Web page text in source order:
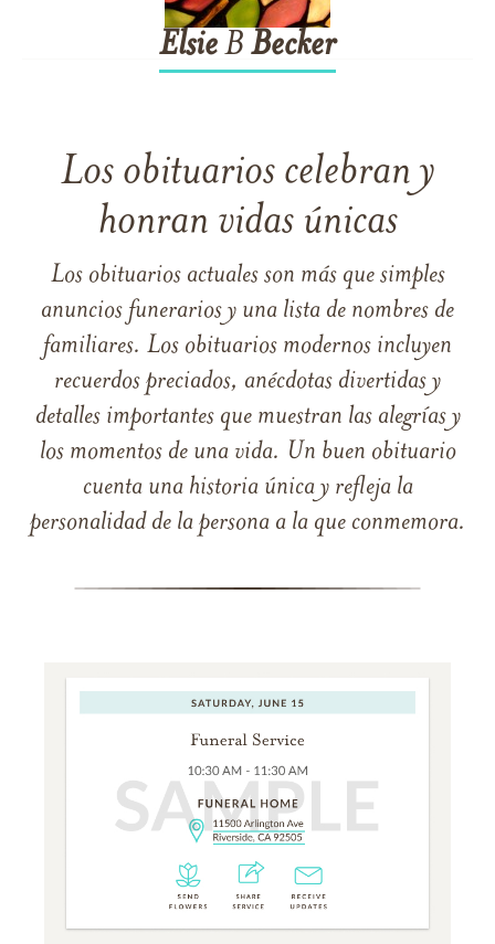
ElsieB Becker
Los obituarios celebran y
honran vidas únicas
Los obituarios actuales son más que simples
anuncios funerarios y una lista de nombres de
familiares. Los obituarios modernos incluyen
recuerdos preciados, anécdotas divertidas y
detalles importantes que muestran las alegrías y
los momentos de una vida. Un buen obituario
cuenta una historia única y refleja la
personalidad de la persona a la que conmemora.